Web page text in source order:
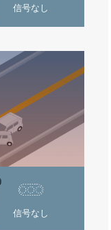
信号なし
信号なし